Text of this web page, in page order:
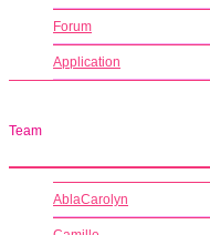
Forum
Application
Team
AblaCarolyn